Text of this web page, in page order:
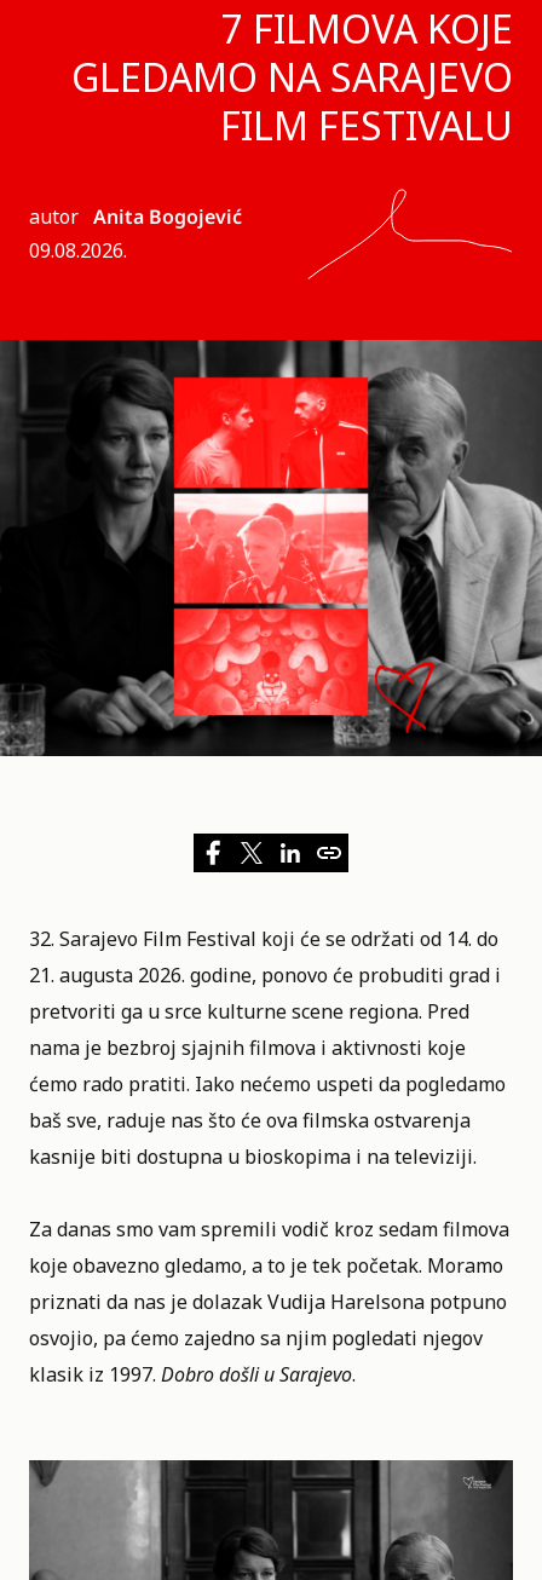
7 FILMOVA KOJE
GLEDAMO NA SARAJEVO
FILM FESTIVALU
autor Anita Bogojević
09.08.2026.
32. Sarajevo Film Festival koji će se održati od 14. do
21. augusta 2026. godine, ponovo će probuditi grad i
pretvoriti ga u srce kulturne scene regiona. Pred
nama je bezbroj sjajnih filmova i aktivnosti koje
ćemo rado pratiti. Iako nećemo uspeti da pogledamo
baš sve, raduje nas što će ova filmska ostvarenja
kasnije biti dostupna u bioskopima i na televiziji.
Za danas smo vam spremili vodič kroz sedam filmova
koje obavezno gledamo, a to je tek početak. Moramo
priznati da nas je dolazakVudija Harelsona potpuno
osvojio, pa ćemo zajedno sa njim pogledati njegov
klasik iz 1997. Dobro došli u Sarajevo.